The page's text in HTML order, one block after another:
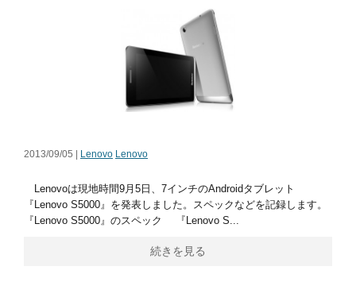
2013/09/05 | Lenovo Lenovo
Lenovoは現地時間9月5日、7インチのAndroidタブレット
『Lenovo S5000』を発表しました。スペックなどを記録します。
『Lenovo S5000』のスペック 『Lenovo S...
続きを見る